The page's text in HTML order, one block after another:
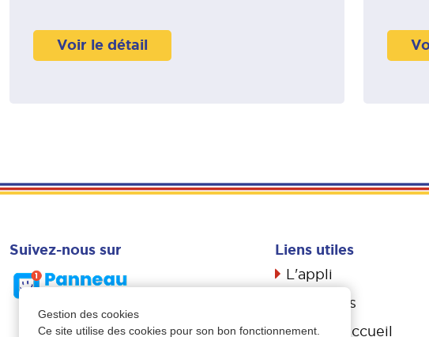
Gestion des cookies
Ce site utilise des cookies pour son bon fonctionnement.
Voir le détail
Suivez-nous sur Liens utiles
L'appli
Actualités
Livret d’accueil